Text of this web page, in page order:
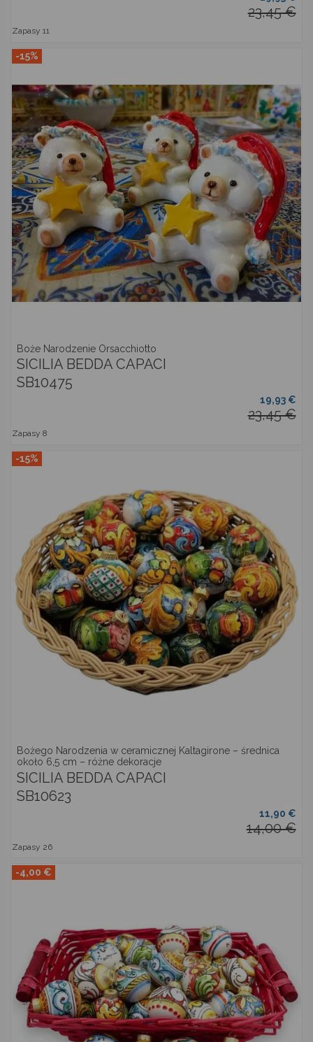
23,45 €
Zapasy 11
-15%
Boże Narodzenie Orsacchiotto
SICILIA BEDDA CAPACI
SB10475
19,93 €
23,45 €
Zapasy 8
-15%
Bożego Narodzenia w ceramicznej Kaltagirone – średnica
około 6,5 cm – różne dekoracje
SICILIA BEDDA CAPACI
SB10623
11,90 €
14,00 €
Zapasy 26
-4,00 €